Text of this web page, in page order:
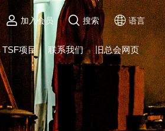
加入会员 搜索 语言
TSF项目 联系我们 旧总会网页